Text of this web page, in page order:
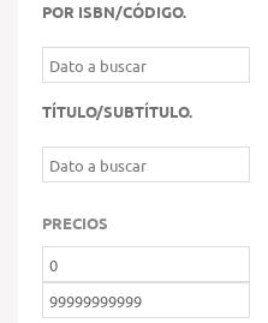
POR ISBN/CÓDIGO.
TÍTULO/SUBTÍTULO.
PRECIOS